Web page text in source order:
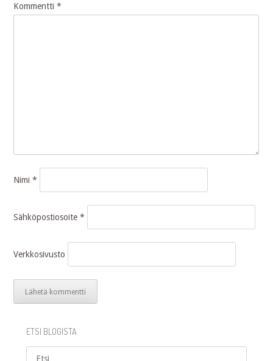
Kommentti*
Nimi*
Sähköpostiosoite*
Verkkosivusto
ETSI BLOGISTA
Etsi